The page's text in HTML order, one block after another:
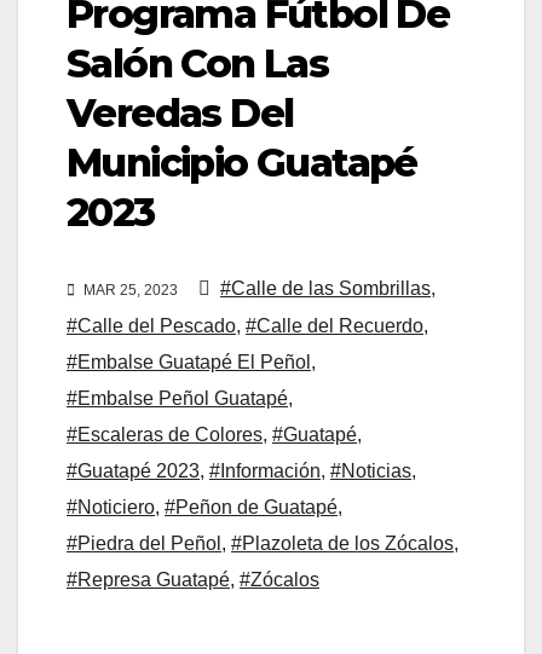
Programa Fútbol De
Salón Con Las
Veredas Del
Municipio Guatapé
2023
MAR 25, 2023 #Calle de las Sombrillas,
#Calle del Pescado, #Calle del Recuerdo,
#Embalse Guatapé El Peñol ,
#Embalse Peñol Guatapé,
#Escaleras de Colores, #Guatapé,
#Guatapé 2023, #Información, #Noticias,
#Noticiero, #Peñon de Guatapé,
#Piedra del Peñol , #Plazoleta de los Zócalos,
#Represa Guatapé, #Zócalos